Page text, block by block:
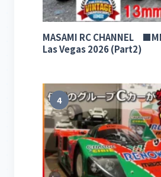
MASAMI RC CHANNEL
Las Vegas 2026 (Part2)
4